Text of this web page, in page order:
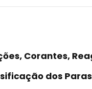
Corantes,
dos